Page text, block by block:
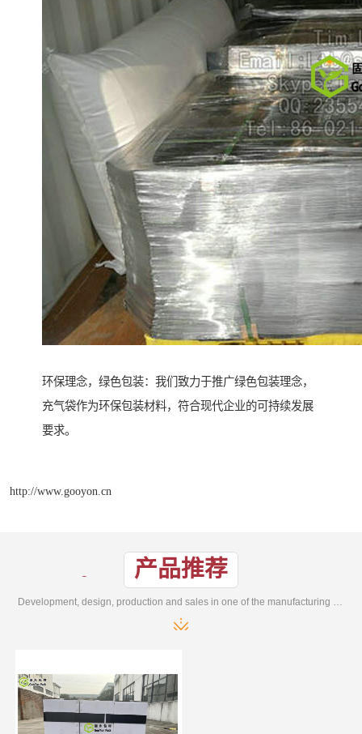
环保理念，绿色包装：我们致力于推广绿色包装理念，
充气袋作为环保包装材料，符合现代企业的可持续发展
要求。
http://www.gooyon.cn
产品推荐